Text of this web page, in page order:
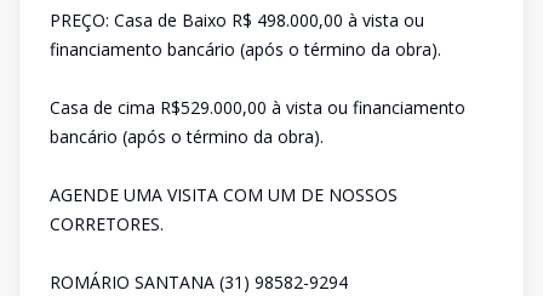
PREÇO: Casa de Baixo R$ 498.000,00 à vista ou
financiamento bancário (após o término da obra).
Casa de cima R$529.000,00 à vista ou financiamento
bancário (após o término da obra).
AGENDE UMA VISITA COM UM DE NOSSOS
CORRETORES.
ROMÁRIO SANTANA (31) 98582-9294